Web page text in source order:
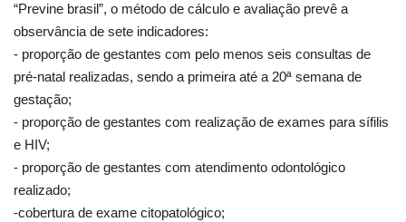
“Previne brasil”, o método de cálculo e avaliação prevê a
observância de sete indicadores:
- proporção de gestantes com pelo menos seis consultas de
pré-natal realizadas, sendo a primeira até a 20ª semana de
gestação;
- proporção de gestantes com realização de exames para sífilis
e HIV;
- proporção de gestantes com atendimento odontológico
realizado;
-cobertura de exame citopatológico;